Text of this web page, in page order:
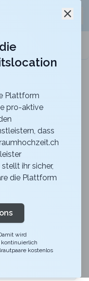
der
du mit einigen
Plattform
pro-aktive
dass
ihr sicher,
die Plattform
wird
kostenlos